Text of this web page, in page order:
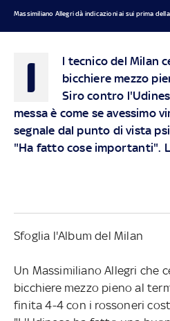
Massimiliano Allegri dà indicazioni ai sui prima
I
l tecnico del Milan
bicchiere mezzo
Siro contro
messa è come se avessimo
segnale dal punto di vista
"Ha fatto cose importanti".
Sfoglia l'Album del Milan
Un Massimiliano Allegri che
bicchiere mezzo pieno al
finita 4-4 con i rossoneri